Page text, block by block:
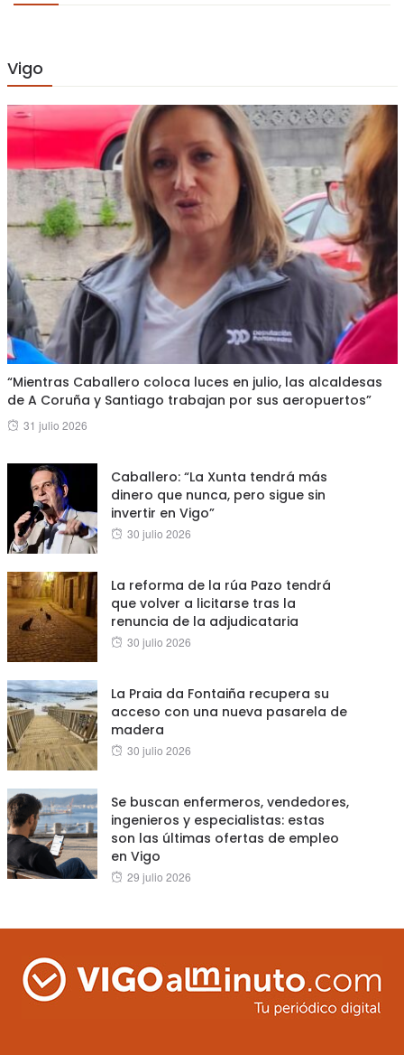
Vigo
“Mientras Caballero coloca luces en julio, las alcaldesas
de A Coruña y Santiago trabajan por sus aeropuertos”
Posted
31 julio 2026
Caballero: “La Xunta tendrá más
dinero que nunca, pero sigue sin
invertir en Vigo”
Posted
30 julio 2026
La reforma de la rúa Pazo tendrá
que volver a licitarse tras la
renuncia de la adjudicataria
Posted
30 julio 2026
La Praia da Fontaiña recupera su
acceso con una nueva pasarela de
madera
Posted
30 julio 2026
Se buscan enfermeros, vendedores,
ingenieros y especialistas: estas
son las últimas ofertas de empleo
en Vigo
Posted
29 julio 2026